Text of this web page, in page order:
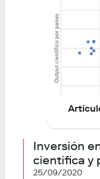
Inversión
científica y
25/09/2020